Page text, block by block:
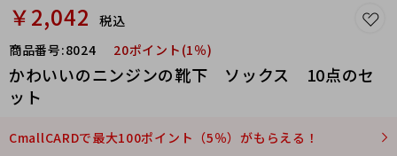
￥2,042
税込
商品番号:8024 20ポイント(1％)
かわいいのニンジンの靴下 ソックス 10点のセ
ット
CmallCARDで最大100ポイント（5％）がもらえる！